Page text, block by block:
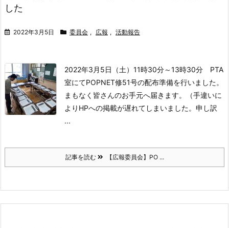
した
2022年3月5日 委員会 , 広報 , 活動報告
2022年3月5日（土）11時30分～13時30分 PTA
室にてPOPNET修51号の配布準備を行いました。
まもなく皆さんのお手元へ届きます。
（手違いに
よりHPへの掲載が遅れてしまいました。申し訳
...
記事を読む 【広報委員会】PO ...